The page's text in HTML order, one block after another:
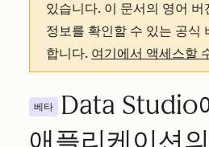
있습니다. 이 문서의 영어 버
정보를 확인할 수 있는 공식
합니다. 여기에서 액세스할
베타
Data Studio
애플리케이션